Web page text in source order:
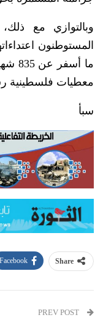
وبالتوازي مع
المستوطنون
معطيات فلسطينية
سبأ
Share
Facebook